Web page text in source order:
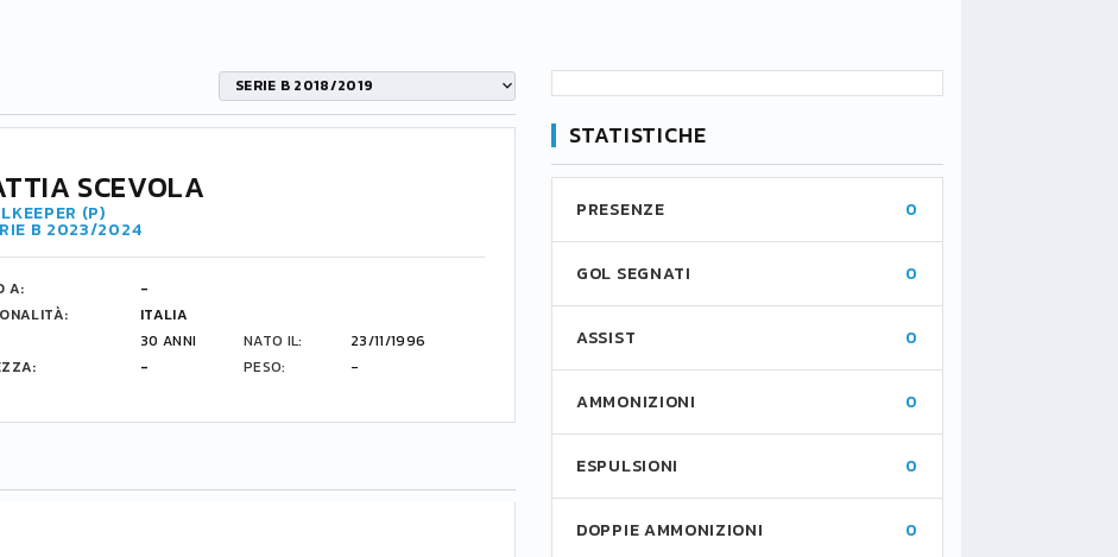
SERIE B 2018/2019
SCEVOLA
(P)
B 2023/2024
A:
-
ITALIA
30 ANNI NATO IL:
23/11/1996
- PESO: -
STATISTICHE
PRESENZE 0
GOL SEGNATI 0
ASSIST 0
AMMONIZIONI 0
ESPULSIONI 0
DOPPIE AMMONIZIONI 0